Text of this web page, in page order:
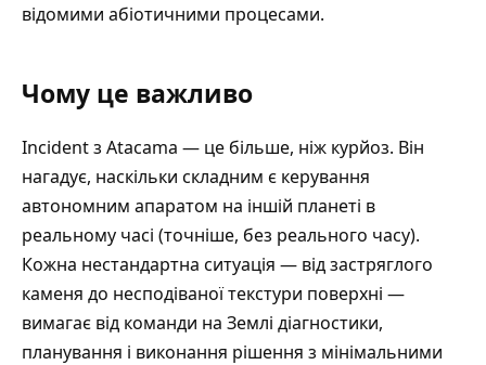
відомими абіотичними процесами.
Чому це важливо
Incident з Atacama — це більше, ніж курйоз. Він
нагадує, наскільки складним є керування
автономним апаратом на іншій планеті в
реальному часі (точніше, без реального часу).
Кожна нестандартна ситуація — від застряглого
каменя до несподіваної текстури поверхні —
вимагає від команди на Землі діагностики,
планування і виконання рішення з мінімальними